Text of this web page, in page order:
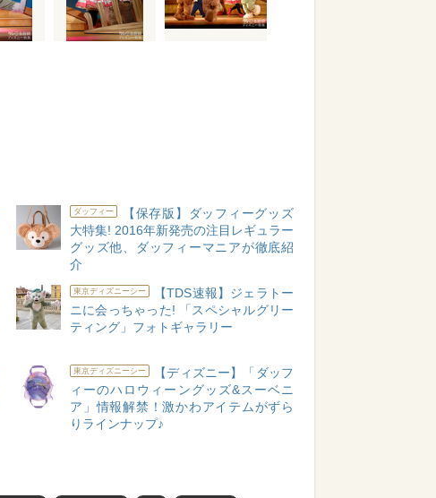
ダッフィー
【保存版】ダッフィーグッズ
大特集! 2016年新発売の注目レギュラー
グッズ他、ダッフィーマニアが徹底紹
介
東京ディズニーシー
【TDS速報】ジェラトー
ニに会っちゃった! 「スペシャルグリー
ティング」フォトギャラリー
東京ディズニーシー
【ディズニー】「ダッフ
ィーのハロウィーングッズ&スーベニ
ア」情報解禁！激かわアイテムがずら
りラインナップ♪